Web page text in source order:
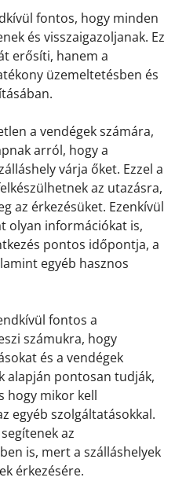
fontos, hogy minden
és visszaigazoljanak. Ez
erősíti, hanem a
üzemeltetésben és
a vendégek számára,
arról, hogy a
várja őket. Ezzel a
az utazásra,
az érkezésüket. Ezenkívül
olyan információkat is,
pontos időpontja, a
egyéb hasznos
fontos a
számukra, hogy
és a vendégek
alapján pontosan tudják,
hogy mikor kell
egyéb szolgáltatásokkal.
az
is, mert a szálláshelyek
érkezésére.